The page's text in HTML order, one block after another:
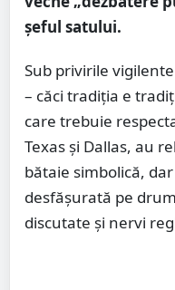
șeful satului.
Sub privirile
– căci tradiția e
care trebuie
Texas și Dallas, au
bătaie simbolică,
desfășurată pe
discutate și nervi